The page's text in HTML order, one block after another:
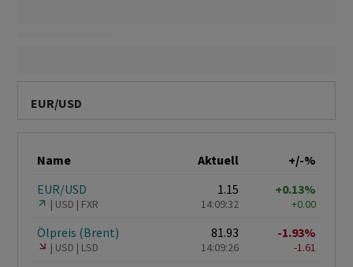
EUR/USD
Name Aktuell
+/-%
EUR/USD
USD FXR
1.15
14:09:32
+0.13%
+0.00
Ölpreis (Brent)
USD LSD
81.93
14:09:26
-1.93%
-1.61